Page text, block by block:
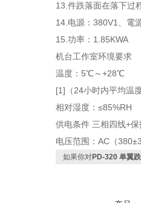
13.件跌落面在落下过
14.电源：380V1、
15.功率：1.85KWA
机台工作室环境要求
温度：5℃～+28℃
[1]（24小时内平均
相对湿度：
供电条件 三相四线+
电压范围：AC（
如果你对PD-320 单翼